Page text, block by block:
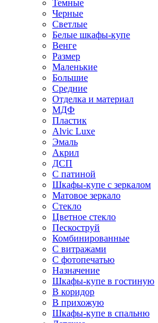
Темные
Черные
Светлые
Белые шкафы-купе
Венге
Размер
Маленькие
Большие
Средние
Отделка и материал
МДФ
Пластик
Alvic Luxe
Эмаль
Акрил
ДСП
С патиной
Шкафы-купе с зеркалом
Матовое зеркало
Стекло
Цветное стекло
Пескоструй
Комбинированные
С витражами
С фотопечатью
Назначение
Шкафы-купе в гостиную
В коридор
В прихожую
Шкафы-купе в спальню